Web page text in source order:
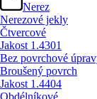
Nerez
Nerezové jekly
Čtvercové
Jakost 1.4301
Bez povrchové
Broušený povrch
Jakost 1.4404
Obdélníkové